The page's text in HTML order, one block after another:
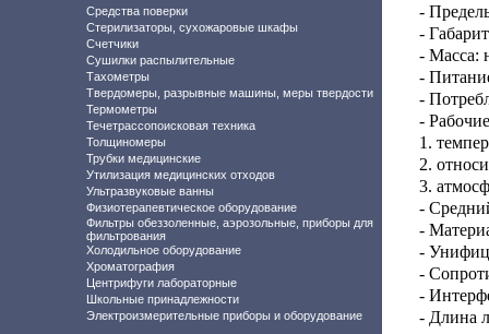
Средства поверки
Стерилизаторы, сухожаровые шкафы
Счетчики
Сушилки распылительные
Тахометры
Твердомеры, разрывные машины, меры твердости
Термометры
Течетрассопоисковая техника
Толщиномеры
Трубки медицинские
Утилизация медицинских отходов
Ультразвуковые ванны
Физиотерапевтическое оборудование
Фильтры обеззоленные, аэрозольные, приборы для
фильтрования
Холодильное оборудование
Хроматография
Центрифуги лабораторные
Школьные принадлежности
Электроизмерительные приборы и оборудование
-
-
- Масса:
-
-
-
1.
2.
3.
-
-
-
-
-
- Длина